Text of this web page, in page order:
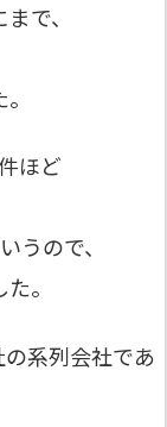
で、
ほど
うので、
。
系列会社であ